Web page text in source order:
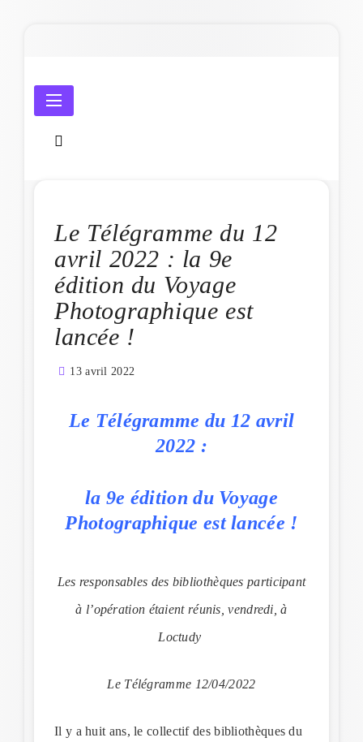
Amicale Laïque de Penmarc'h
Le Télégramme du 12
avril 2022 : la 9e
édition du Voyage
Photographique est
lancée !
13 avril 2022
Le Télégramme du 12 avril
2022 :
la 9e édition du Voyage
Photographique est lancée !
Les responsables des bibliothèques participant
à l’opération étaient réunis, vendredi, à
Loctudy
Le Télégramme 12/04/2022
Il y a huit ans, le collectif des bibliothèques du